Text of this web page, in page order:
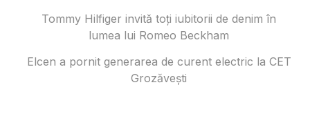
Tommy Hilfiger invită toți iubitorii de denim în
lumea lui Romeo Beckham
Elcen a pornit generarea de curent electric la CET
Grozăvești